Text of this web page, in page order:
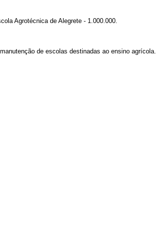
Agrotécnica de Alegrete - 1.000.000.
de escolas destinadas ao ensino agrícola.